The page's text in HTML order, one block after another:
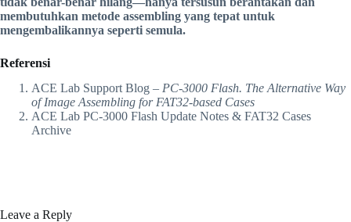
membutuhkan metode assembling yang tepat untuk
mengembalikannya seperti semula.
Referensi
ACE Lab Support Blog – PC-3000 Flash. The Alternative Way
of Image Assembling for FAT32-based Cases
ACE Lab PC-3000 Flash Update Notes & FAT32 Cases
Archive
Leave a Reply